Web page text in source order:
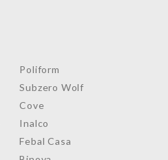
Poliform
Subzero Wolf
Cove
Inalco
Febal Casa